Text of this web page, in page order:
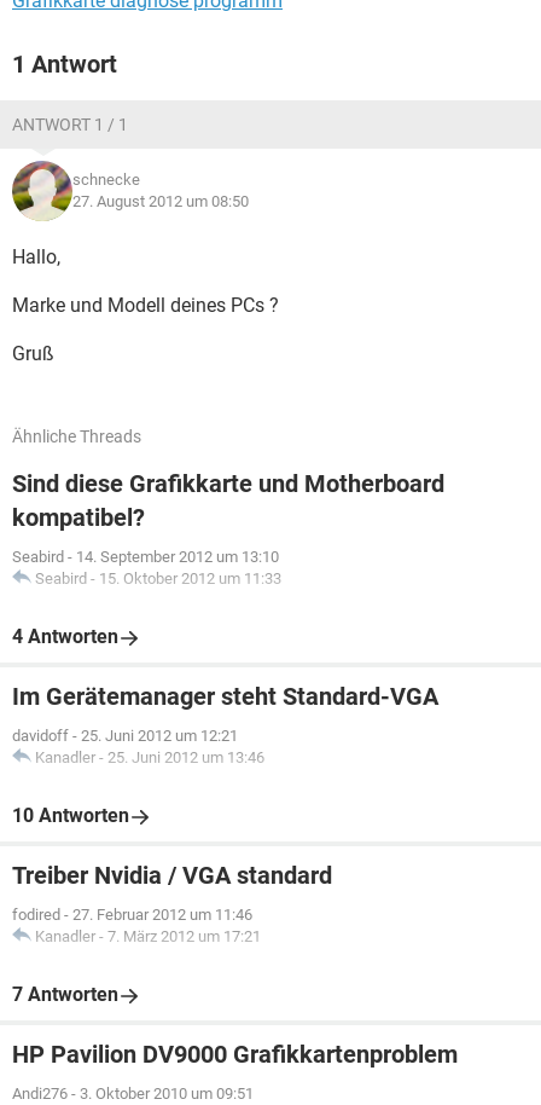
1 Antwort
ANTWORT 1 / 1
schnecke
27. August 2012 um 08:50
Hallo,
Marke und Modell deines PCs ?
Gruß
Ähnliche Threads
Sind diese Grafikkarte und Motherboard
kompatibel?
Seabird - 14. September 2012 um 13:10
Seabird - 15. Oktober 2012 um 11:33
4 Antworten
Im Gerätemanager steht Standard-VGA
davidoff - 25. Juni 2012 um 12:21
Kanadler - 25. Juni 2012 um 13:46
10 Antworten
Treiber Nvidia / VGA standard
fodired - 27. Februar 2012 um 11:46
Kanadler - 7. März 2012 um 17:21
7 Antworten
HP Pavilion DV9000 Grafikkartenproblem
Andi276 - 3. Oktober 2010 um 09:51